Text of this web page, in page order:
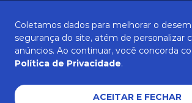
SOBRE NÓS
ATENDIMENTO
Coletamos dados para melhorar o
segurança do site, atém de personalizar
anúncios. Ao continuar, você concorda
Política de Privacidade.
ACEITAR E FECHAR